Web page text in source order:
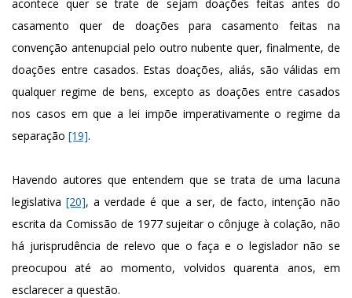
acontece quer se trate de sejam doações feitas antes do
casamento quer de doações para casamento feitas na
convenção antenupcial pelo outro nubente quer, finalmente, de
doações entre casados. Estas doações, aliás, são válidas em
qualquer regime de bens, excepto as doações entre casados
nos casos em que a lei impõe imperativamente o regime da
separação [19].
Havendo autores que entendem que se trata de uma lacuna
legislativa[20], a verdade é que a ser, de facto, intenção não
escrita da Comissão de 1977 sujeitar o cônjuge à colação, não
há jurisprudência de relevo que o faça e o legislador não se
preocupou até ao momento, volvidos quarenta anos, em
esclarecer a questão.